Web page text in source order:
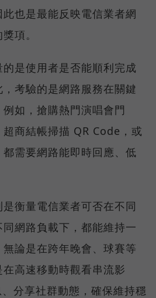
也是最能反映電信業者網
項。
的是使用者是否能順利完成
考驗的是網路服務在關鍵
如，搶購熱門演唱會門
商結帳掃描 QR Code，或
需要網路能即時回應、低
衡量電信業者可否在不同
網路負載下，都能維持一
論是在跨年晚會、球賽等
高速移動時觀看串流影
分享社群動態，確保維持穩